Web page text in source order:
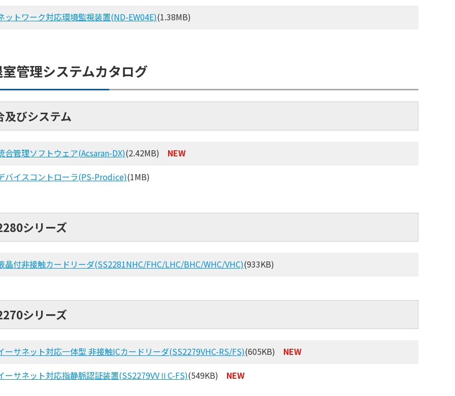
ットワーク対応環境監視装置(ND-EW04E)(1.38MB)
管理システムカタログ
及びシステム
合管理ソフトウェア(Acsaran-DX)(2.42MB) NEW
バイスコントローラ(PS-Prodice)(1MB)
シリーズ
晶付非接触カードリーダ(SS2281NHC/FHC/LHC/BHC/WHC/VHC)(933KB)
シリーズ
ーサネット対応一体型 非接触ICカードリーダ(SS2279VHC-RS/FS)(605KB) NEW
ーサネット対応指静脈認証装置(SS2279VVⅡC-FS)(549KB) NEW